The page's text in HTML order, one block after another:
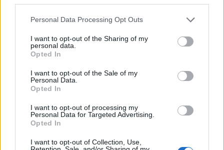
Personal Data Processing Opt Outs
I want to opt-out of the Sharing of my
personal data.
Opted In
I want to opt-out of the Sale of my
Personal Data.
Opted In
I want to opt-out of processing my
Personal Data for Targeted Advertising.
Opted In
I want to opt-out of Collection, Use,
Og det er ikke nogen lille fisk.
- Det er verdens næststørste haj efter hvalhajen,
fortæller hun.
Voksne brugder kan ifølge Lex.dk blive over 10
meter lange.
Usædvanligt syn
Ifølge Annika Thomsen er det usædvanligt at se
solformørkelse
Emilie Nesheim Shaw
08. august 2026 kl. 14.00
NORDJYLLAND: Når solen går mod horisonten
onsdag 12. august, bliver det ikke en helt
almindelig sommeraften.